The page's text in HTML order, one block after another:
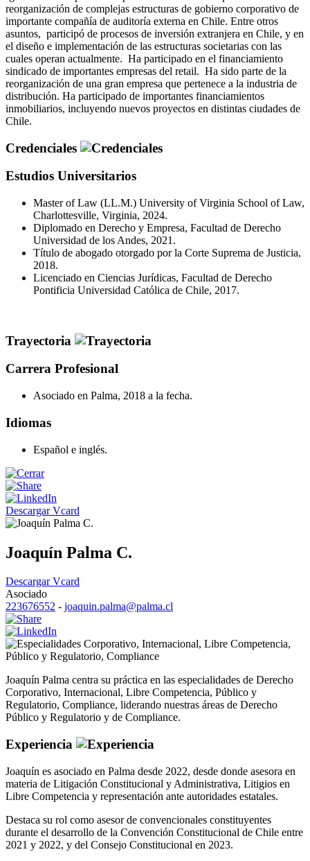
reorganización de complejas estructuras de gobierno corporativo de
importante compañía de auditoría externa en Chile. Entre otros
asuntos, participó de procesos de inversión extranjera en Chile, y en
el diseño e implementación de las estructuras societarias con las
cuales operan actualmente. Ha participado en el financiamiento
sindicado de importantes empresas del retail. Ha sido parte de la
reorganización de una gran empresa que pertenece a la industria de
distribución. Ha participado de importantes financiamientos
inmobiliarios, incluyendo nuevos proyectos en distintas ciudades de
Chile.
Credenciales
Estudios Universitarios
Master of Law (LL.M.) University of Virginia School of Law,
Charlottesville, Virginia, 2024.
Diplomado en Derecho y Empresa, Facultad de Derecho
Universidad de los Andes, 2021.
Título de abogado otorgado por la Corte Suprema de Justicia,
2018.
Licenciado en Ciencias Jurídicas, Facultad de Derecho
Pontificia Universidad Católica de Chile, 2017.
Trayectoria
Carrera Profesional
Asociado en Palma, 2018 a la fecha.
Idiomas
Español e inglés.
Descargar Vcard
Joaquín Palma C.
Descargar Vcard
Asociado
223676552 - joaquin.palma@palma.cl
Corporativo, Internacional, Libre Competencia,
Público y Regulatorio, Compliance
Joaquín Palma centra su práctica en las especialidades de Derecho
Corporativo, Internacional, Libre Competencia, Público y
Regulatorio, Compliance, liderando nuestras áreas de Derecho
Público y Regulatorio y de Compliance.
Experiencia
Joaquín es asociado en Palma desde 2022, desde donde asesora en
materia de Litigación Constitucional y Administrativa, Litigios en
Libre Competencia y representación ante autoridades estatales.
Destaca su rol como asesor de convencionales constituyentes
durante el desarrollo de la Convención Constitucional de Chile entre
2021 y 2022, y del Consejo Constitucional en 2023.